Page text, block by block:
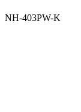
NH-403PW-K